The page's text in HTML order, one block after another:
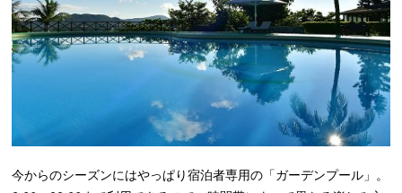
今からのシーズンにはやっぱり宿泊者専用の「ガーデンプール」。